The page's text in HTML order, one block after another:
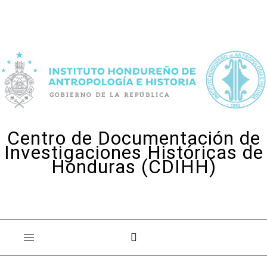
Centro de Documentación de
Investigaciones Históricas de
Honduras (CDIHH)